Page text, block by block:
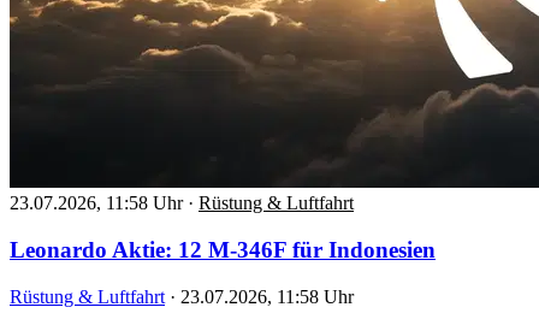
23.07.2026, 11:58 Uhr · Rüstung & Luftfahrt
Leonardo Aktie: 12 M-346F für Indonesien
Rüstung & Luftfahrt · 23.07.2026, 11:58 Uhr